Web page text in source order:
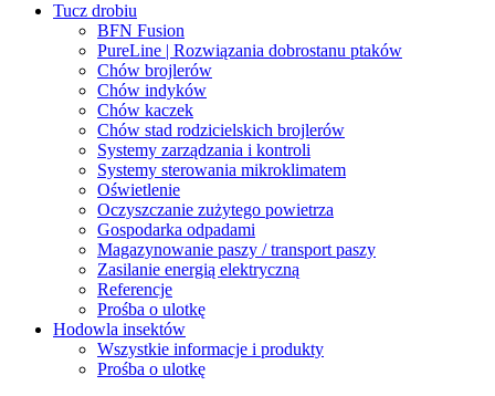
Tucz drobiu
BFN Fusion
PureLine | Rozwiązania dobrostanu ptaków
Chów brojlerów
Chów indyków
Chów kaczek
Chów stad rodzicielskich brojlerów
Systemy zarządzania i kontroli
Systemy sterowania mikroklimatem
Oświetlenie
Oczyszczanie zużytego powietrza
Gospodarka odpadami
Magazynowanie paszy / transport paszy
Zasilanie energią elektryczną
Referencje
Prośba o ulotkę
Hodowla insektów
Wszystkie informacje i produkty
Prośba o ulotkę